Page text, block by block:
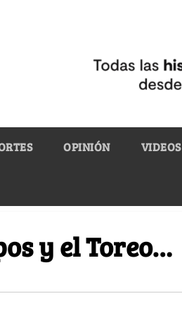
OPINIÓN VIDEOS
y el Toreo…